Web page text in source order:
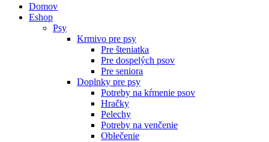
Domov
Eshop
Psy
Krmivo pre psy
Pre šteniatka
Pre dospelých psov
Pre seniora
Doplnky pre psy
Potreby na kŕmenie psov
Hračky
Pelechy
Potreby na venčenie
Oblečenie